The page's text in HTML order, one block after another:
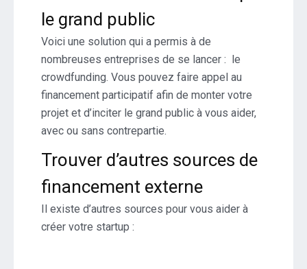
le grand public
Voici une solution qui a permis à de
nombreuses entreprises de se lancer : le
crowdfunding. Vous pouvez faire appel au
financement participatif afin de monter votre
projet et d’inciter le grand public à vous aider,
avec ou sans contrepartie.
Trouver d’autres sources de
financement externe
Il existe d’autres sources pour vous aider à
créer votre startup :